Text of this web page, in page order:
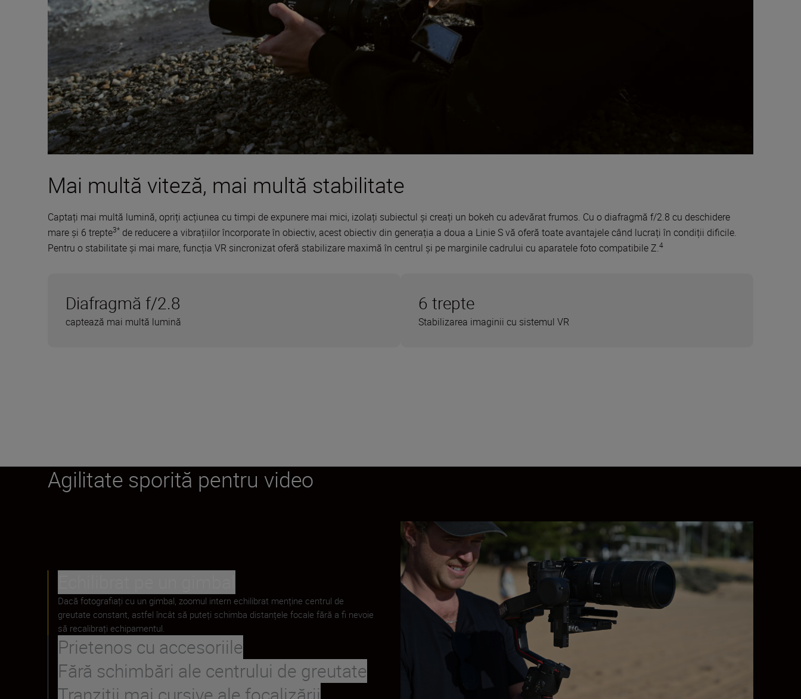
Mai multă viteză, mai multă stabilitate
Captați mai multă lumină, opriți acțiunea cu timpi de expunere mai mici, izolați subiectul și creați un bokeh cu adevărat frumos. Cu o diafragmă f/2.8 cu deschidere
mare și 6 trepte3* de reducere a vibrațiilor încorporate în obiectiv, acest obiectiv din generația a doua a Linie S vă oferă toate avantajele când lucrați în condiții dificile.
Pentru o stabilitate și mai mare, funcția VR sincronizat oferă stabilizare maximă în centrul și pe marginile cadrului cu aparatele foto compatibile Z.4
Diafragmă f/2.8
captează mai multă lumină
6 trepte
Stabilizarea imaginii cu sistemul VR
Agilitate sporită pentru video
Dacă fotografiați cu un gimbal, zoomul intern echilibrat menține centrul de
greutate constant, astfel încât să puteți schimba distanțele focale fără a fi nevoie
să recalibrați echipamentul.
Prietenos cu accesoriile
Fără schimbări ale centrului de greutate